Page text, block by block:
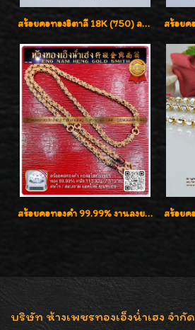
สร้อยคอทองอิตาลี 18K (750) ลายสวยตัดเหลี่ยมคมชัด ใส่สวยน่ารักค่ะ
สร้อยคอทองคำ 99.99% งานลงยาสุโขทัยแท้ งานช่างทองโบราณ หรูหรา น่าสะสมค่ะ
บริษัท ห้างเพชรทองเอ็งน่ำเฮง จำกัด